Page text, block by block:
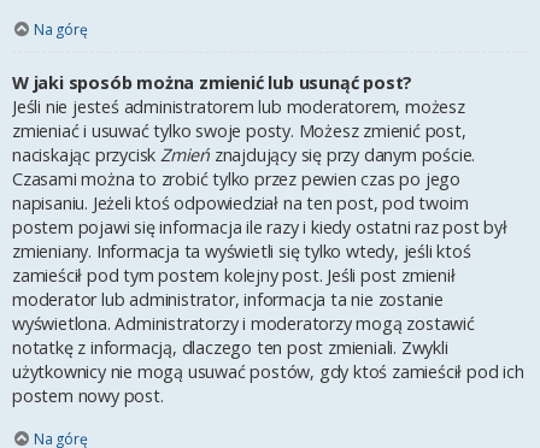
Na górę
W jaki sposób można zmienić lub usunąć post?
Jeśli nie jesteś administratorem lub moderatorem, możesz
zmieniać i usuwać tylko swoje posty. Możesz zmienić post,
naciskając przycisk Zmień znajdujący się przy danym poście.
Czasami można to zrobić tylko przez pewien czas po jego
napisaniu. Jeżeli ktoś odpowiedział na ten post, pod twoim
postem pojawi się informacja ile razy i kiedy ostatni raz post był
zmieniany. Informacja ta wyświetli się tylko wtedy, jeśli ktoś
zamieścił pod tym postem kolejny post. Jeśli post zmienił
moderator lub administrator, informacja ta nie zostanie
wyświetlona. Administratorzy i moderatorzy mogą zostawić
notatkę z informacją, dlaczego ten post zmieniali. Zwykli
użytkownicy nie mogą usuwać postów, gdy ktoś zamieścił pod ich
postem nowy post.
Na górę